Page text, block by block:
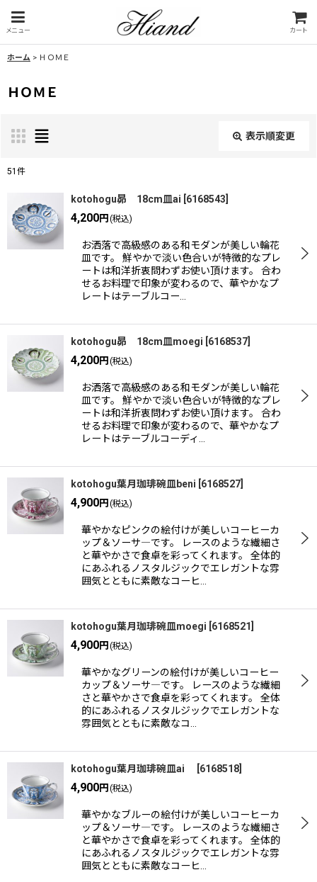
メニュー カート
ホーム > ＨＯＭＥ
ＨＯＭＥ
表示順変更
並び順:
絞り込む
51 件
kotohogu昴 18cm皿ai 6168543
4,200円 (税込)
お洒落で高級感のある和モダンが美しい輪花
皿です。 鮮やかで淡い色合いが特徴的なプレ
ートは和洋折衷問わずお使い頂けます。 合わ
せるお料理で印象が変わるので、華やかなプ
レートはテーブルコー…
kotohogu昴 18cm皿moegi 6168537
4,200円 (税込)
お洒落で高級感のある和モダンが美しい輪花
皿です。 鮮やかで淡い色合いが特徴的なプレ
ートは和洋折衷問わずお使い頂けます。 合わ
せるお料理で印象が変わるので、華やかなプ
レートはテーブルコーディ…
kotohogu葉月珈琲碗皿beni 6168527
4,900円 (税込)
華やかなピンクの絵付けが美しいコーヒーカ
ップ＆ソーサ―です。 レースのような繊細さ
と華やかさで食卓を彩ってくれます。 全体的
にあふれるノスタルジックでエレガントな雰
囲気とともに素敵なコーヒ…
kotohogu葉月珈琲碗皿moegi 6168521
4,900円 (税込)
華やかなグリーンの絵付けが美しいコーヒー
カップ＆ソーサ―です。 レースのような繊細
さと華やかさで食卓を彩ってくれます。 全体
的にあふれるノスタルジックでエレガントな
雰囲気とともに素敵なコ…
kotohogu葉月珈琲碗皿ai 6168518
4,900円 (税込)
華やかなブルーの絵付けが美しいコーヒーカ
ップ＆ソーサ―です。 レースのような繊細さ
と華やかさで食卓を彩ってくれます。 全体的
にあふれるノスタルジックでエレガントな雰
囲気とともに素敵なコーヒ…